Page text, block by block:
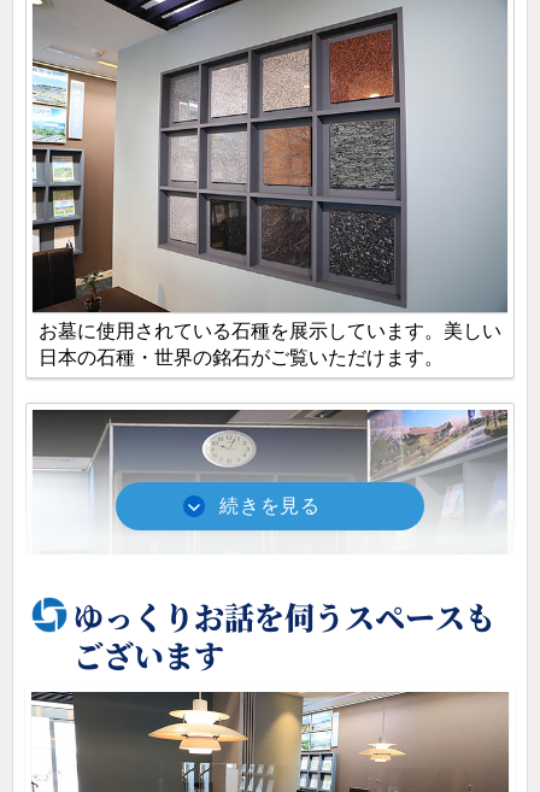
お墓に使用されている石種を展示しています。美しい
日本の石種・世界の銘石がご覧いただけます。
石材オブジェの展示コーナー
ゆっくりお話を伺うスペースも
ございます